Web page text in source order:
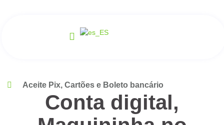
Aceite Pix, Cartões e Boleto bancário
Conta digital,